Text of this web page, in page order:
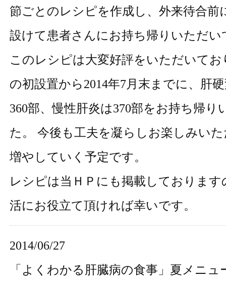
節ごとのレシピを作成し、外来待合前
設けて患者さんにお持ち帰りいただい
このレシピは大変好評をいただいてお
の初設置から2014年7月末までに、肝
360部、慢性肝炎は370部をお持ち帰り
た。 今後も工夫を凝らしお楽しみい
増やしていく予定です。
レシピは当ＨＰにも掲載しております
活にお役立て頂ければ幸いです。
2014/06/27
「よくわかる肝臓病の食事」夏メニュ